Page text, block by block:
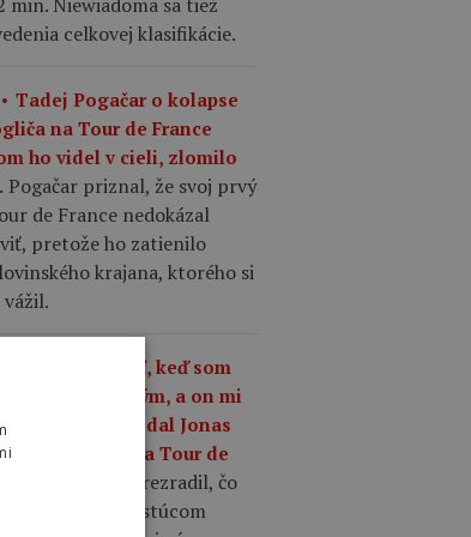
celkovej klasifikácie.
Tadej Pogačar o kolapse
na Tour de France
ho videl v cieli, zlomilo
Pogačar priznal, že svoj prvý
de France nedokázal
pretože ho zatienilo
krajana, ktorého si
„Čo mám robiť, keď som
predtým, a on mi
odíde?,“ povedal Jonas
o Pogačarovi na Tour de
Skjelmose prezradil, čo
Vingegaard o rastúcom